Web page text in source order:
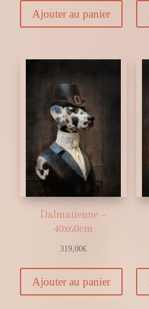
Ajouter au panier
Dalmatienne –
40x60cm
319,00€
Ajouter au panier